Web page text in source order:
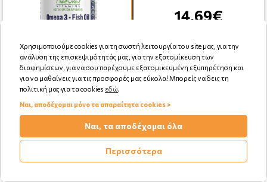
14.69€
Health Aid Fenugreek 300mg
Χρησιμοποιούμε cookies για τη σωστή λειτουργία του site μας, για την
ανάλυση της επισκεψιμότητάς μας, για την εξατομίκευση των
διαφημίσεων, για να σου παρέχουμε εξατομικευμένη εξυπηρέτηση και
για να μαθαίνεις για τις προσφορές μας εύκολα! Μπορείς να δεις τη
πολιτική μας για τα cookies εδώ.
Ναι, αποδέχομαι μόνο τα απαραίτητα cookies >
Ναι, τα αποδέχομαι όλα
Περισσότερα